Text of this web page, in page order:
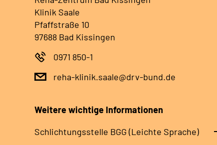
Klinik Saale
Pfaffstraße 10
97688 Bad Kissingen
0971 850-1
reha-klinik.saale@drv-bund.de
Weitere wichtige Informationen
Schlich­tungs­stel­le BGG (Leichte Sprache)